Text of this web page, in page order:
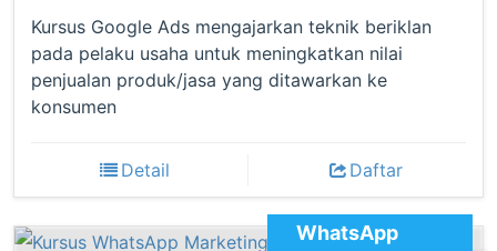
Kursus Google Ads mengajarkan teknik beriklan
pada pelaku usaha untuk meningkatkan nilai
penjualan produk/jasa yang ditawarkan ke
konsumen
Detail Daftar
WhatsApp